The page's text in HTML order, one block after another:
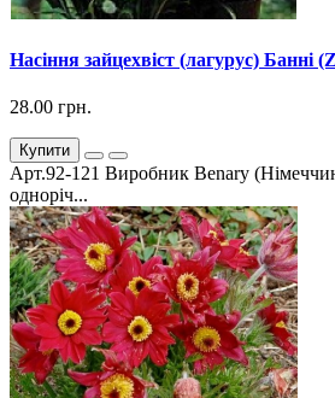
Насіння зайцехвіст (лагурус) Банні
28.00 грн.
Купити
Арт.92-121 Виробник Benary
одноріч...